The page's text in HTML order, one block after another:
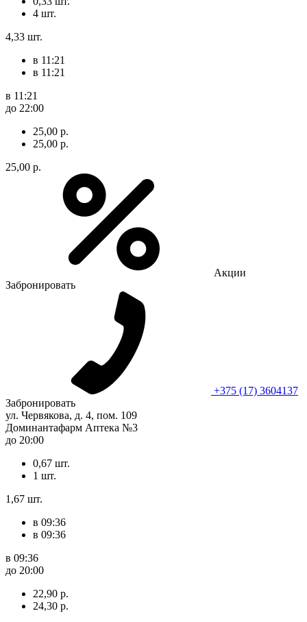
4 шт.
4,33 шт.
в 11:21
в 11:21
в 11:21
до 22:00
25,00 р.
25,00 р.
25,00 р.
Акции
Забронировать
+375 (17) 3604137
Забронировать
ул. Червякова, д. 4, пом. 109
Доминантафарм Аптека №3
до 20:00
0,67 шт.
1 шт.
1,67 шт.
в 09:36
в 09:36
в 09:36
до 20:00
22,90 р.
24,30 р.